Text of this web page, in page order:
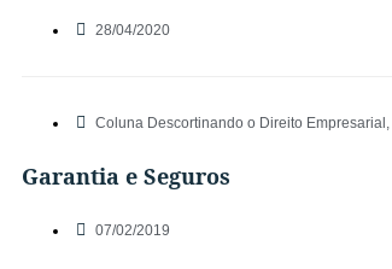
28/04/2020
Coluna Descortinando o Direito Empresarial ,
Garantia e Seguros
07/02/2019